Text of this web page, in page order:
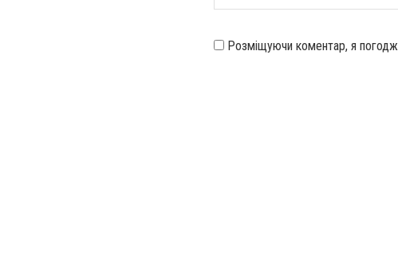
Розміщуючи коментар, я